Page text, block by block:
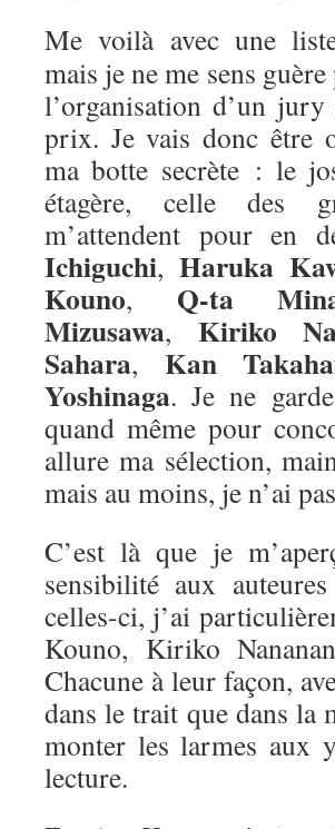
Me voilà avec une
mais je ne me sens
l’organisation d’un jury
prix. Je vais donc être
ma botte secrète : le
étagère, celle des
m’attendent pour en
Ichiguchi, Haruka
Kouno, Q-ta
Mizusawa, Kiriko
Sahara, Kan
Yoshinaga. Je ne
quand même pour
allure ma sélection,
mais au moins, je n’ai
C’est là que je
sensibilité aux
celles-ci, j’ai
Kouno, Kiriko
Chacune à leur façon,
dans le trait que dans la
monter les larmes aux
lecture.